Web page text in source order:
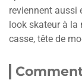
reviennent aussi
look skateur à la
casse, tête de